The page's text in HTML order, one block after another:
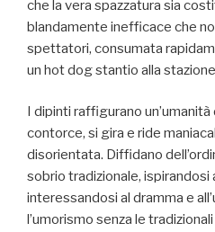
che la vera spazzatura sia
blandamente inefficace che
spettatori, consumata
un hot dog stantio alla
I dipinti raffigurano
contorce, si gira e ride
disorientata. Diffidano
sobrio tradizionale, ispirandosi
interessandosi al dramma e
l’umorismo senza le